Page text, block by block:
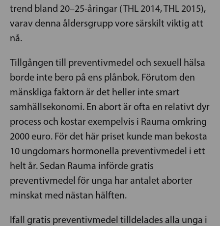
trend bland 20–25-åringar (THL 2014, THL 2015),
varav denna åldersgrupp vore särskilt viktig att
nå.
Tillgången till preventivmedel och sexuell hälsa
borde inte bero på ens plånbok. Förutom den
mänskliga faktorn är det heller inte smart
samhällsekonomi. En abort är ofta en relativt dyr
process och kostar exempelvis i Rauma omkring
2000 euro. För det här priset kunde man bekosta
10 ungdomars hormonella preventivmedel i ett
helt år. Sedan Rauma införde gratis
preventivmedel för unga har antalet aborter
minskat med nästan hälften.
Ifall gratis preventivmedel tilldelades alla unga i